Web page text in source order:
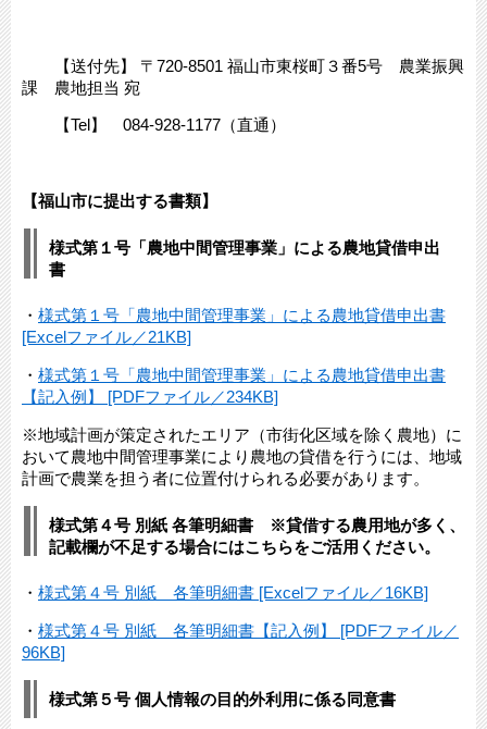
【送付先】 〒720-8501 福山市東桜町３番5号 農業振興
課 農地担当 宛
【Tel】 084-928-1177（直通）
【福山市に提出する書類】
様式第１号「農地中間管理事業」による農地貸借申出
書
・ 様式第１号「農地中間管理事業」による農地貸借申出書
[Excelファイル／21KB]
・ 様式第１号「農地中間管理事業」による農地貸借申出書
【記入例】 [PDFファイル／234KB]
※地域計画が策定されたエリア（市街化区域を除く農地）に
おいて農地中間管理事業により農地の貸借を行うには、地域
計画で農業を担う者に位置付けられる必要があります。
様式第４号 別紙 各筆明細書 ※貸借する農用地が多く、
記載欄が不足する場合にはこちらをご活用ください。
・ 様式第４号 別紙 各筆明細書 [Excelファイル／16KB]
・ 様式第４号 別紙 各筆明細書【記入例】 [PDFファイル／
96KB]
様式第５号 個人情報の目的外利用に係る同意書